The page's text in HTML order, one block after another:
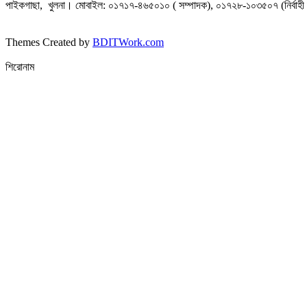
পাইকগাছা, খুলনা। মোবাইল: ০১৭১৭-৪৬৫০১০ ( সম্পাদক), ০১৭২৮-১০৩৫০৭ (নির্বাহী
Themes Created by BDITWork.com
শিরোনাম